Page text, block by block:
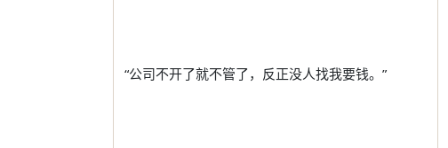
“公司不开了就不管了，反正没人找我要钱。”